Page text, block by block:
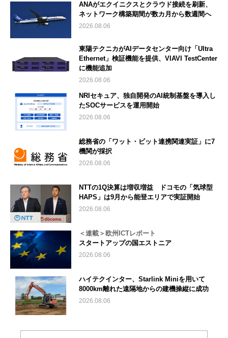
ANAがエクイニクスとクラウド接続を刷新、
ネットワーク構築期間が数カ月から数週間へ
2026.08.06
東陽テクニカがAIデータセンター向け「Ultra
Ethernet」検証機能を提供、VIAVI TestCenter
に機能追加
2026.08.06
NRIセキュア、独自開発のAI統制基盤を導入し
たSOCサービスを運用開始
2026.08.06
総務省の「ワット・ビット連携関連実証」に7
機関が採択
2026.08.06
NTTの1Q決算は増収増益 ドコモの「気球型
HAPS」は9月から能登エリアで実証開始
2026.08.06
＜連載＞欧州ICTレポート
スタートアップの国エストニア
2026.08.06
ハイテクインター、Starlink Miniを用いて
8000km離れた遠隔地からの建機操縦に成功
2026.08.06